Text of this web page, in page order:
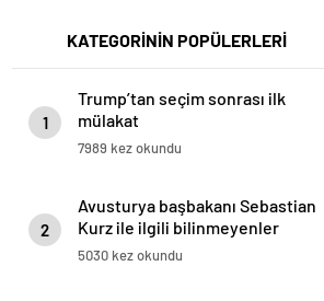
KATEGORİNİN POPÜLERLERİ
1
Trump’tan seçim sonrası ilk
mülakat
7989 kez okundu
2
Avusturya başbakanı Sebastian
Kurz ile ilgili bilinmeyenler
5030 kez okundu